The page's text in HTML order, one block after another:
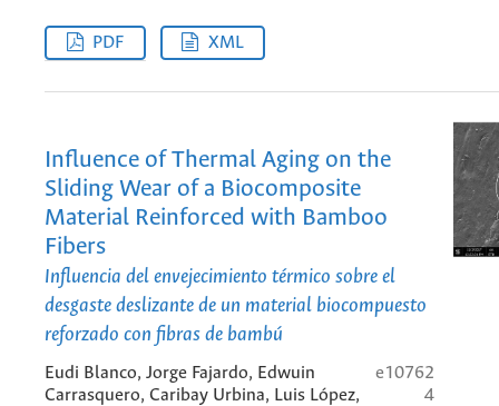
PDF XML
Influence of Thermal Aging on the
Sliding Wear of a Biocomposite
Material Reinforced with Bamboo
Fibers
Influencia del envejecimiento térmico sobre el
desgaste deslizante de un material biocompuesto
reforzado con fibras de bambú
Eudi Blanco, Jorge Fajardo, Edwuin
Carrasquero, Caribay Urbina, Luis López,
e10762
4